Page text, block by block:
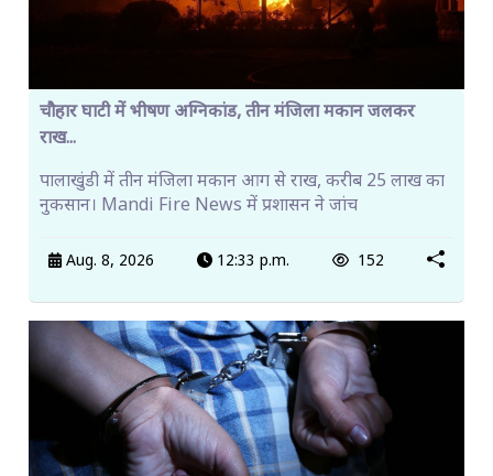
चौहार घाटी में भीषण अग्निकांड, तीन मंजिला मकान जलकर
राख...
पालाखुंडी में तीन मंजिला मकान आग से राख, करीब 25 लाख का
नुकसान। Mandi Fire News में प्रशासन ने जांच
Aug. 8, 2026 12:33 p.m. 152